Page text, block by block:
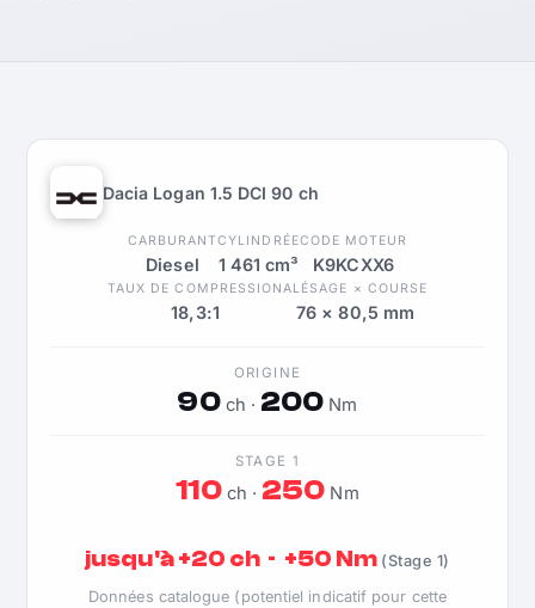
Dacia Logan 1.5 DCI 90 ch
CARBURANT
Diesel
CYLINDRÉE
1 461 cm³
CODE MOTEUR
K9KCXX6
TAUX DE COMPRESSION
18,3:1
ALÉSAGE × COURSE
76 × 80,5 mm
ORIGINE
90ch · 200 Nm
STAGE 1
110ch · 250 Nm
jusqu'à +20 ch · +50 Nm (Stage 1)
Données catalogue (potentiel indicatif pour cette